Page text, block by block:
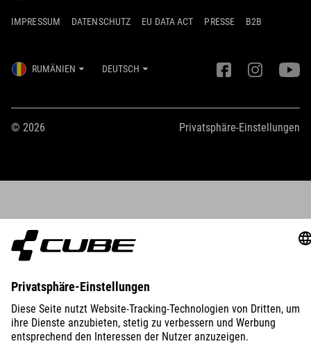
IMPRESSUM DATENSCHUTZ EU DATA ACT PRESSE B2B
RUMÄNIEN DEUTSCH
© 2026 Privatsphäre-Einstellungen